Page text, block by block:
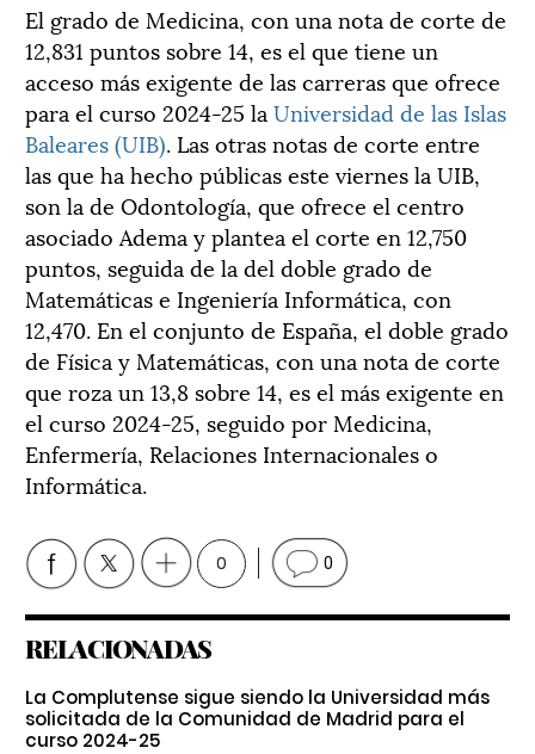
El grado de Medicina, con una nota de corte de
12,831 puntos sobre 14, es el que tiene un
acceso más exigente de las carreras que ofrece
para el curso 2024-25 la Universidad de las Islas
Baleares (UIB). Las otras notas de corte entre
las que ha hecho públicas este viernes la UIB,
son la de Odontología, que ofrece el centro
asociado Adema y plantea el corte en 12,750
puntos, seguida de la del doble grado de
Matemáticas e Ingeniería Informática, con
12,470. En el conjunto de España, el doble grado
de Física y Matemáticas, con una nota de corte
que roza un 13,8 sobre 14, es el más exigente en
el curso 2024-25, seguido por Medicina,
Enfermería, Relaciones Internacionales o
Informática.
0 0
RELACIONADAS
La Complutense sigue siendo la Universidad más
solicitada de la Comunidad de Madrid para el
curso 2024-25